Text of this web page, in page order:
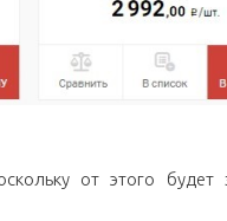
от этого будет